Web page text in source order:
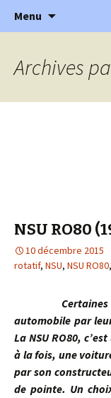
l'automobile
…
Menu
Archives
NSU RO80
10 décembre 2015
rotatif, NSU, NSU RO80,
Certaines
automobile par
La NSU RO80,
à la fois, une
par son
de pointe. Un